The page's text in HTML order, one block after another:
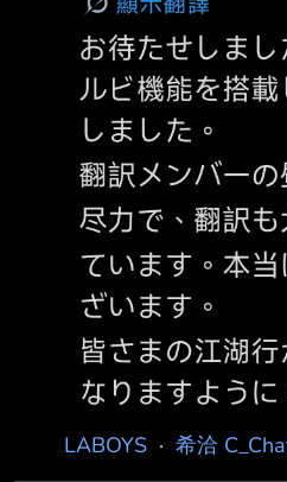
模式
https://x.com/i/status/
日本語MODルビ機能
くれるだけでも最高な
LABOYS · 希洽